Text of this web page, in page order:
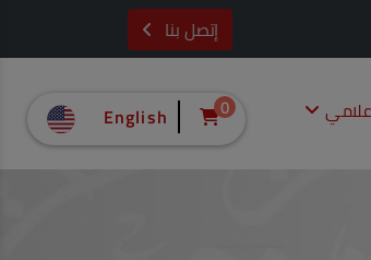
إتصل بنا
0
English